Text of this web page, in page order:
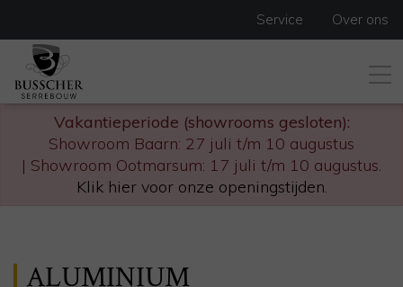
Vakantieperiode (showrooms gesloten):
Showroom Baarn: 27 juli t/m 10 augustus
| Showroom Ootmarsum: 17 juli t/m 10 augustus.
Klik hier voor onze openingstijden.
Service Over ons
ALUMINIUM